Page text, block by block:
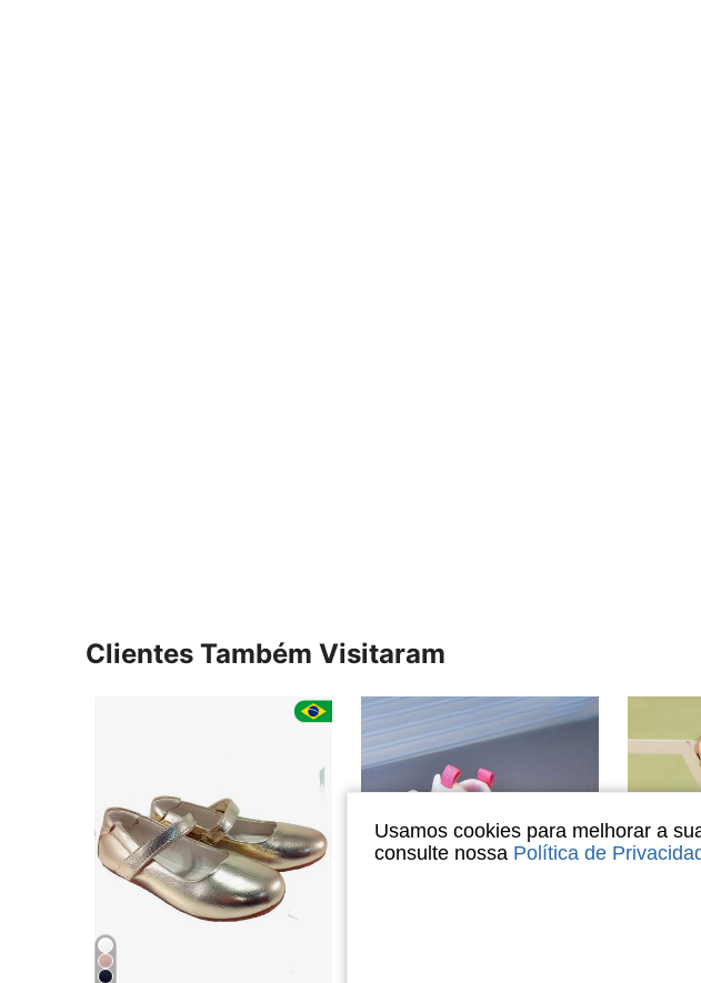
Clientes Também Visitaram
Usamos cookies para melhorar a
consulte nossa Política de